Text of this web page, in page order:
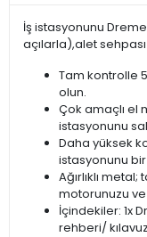
İş istasyonunu
açılarla),alet
Tam kontrolle
olun.
Çok amaçlı el
istasyonunu
Daha yüksek
istasyonunu
Ağırlıklı
motorunuzu ve
İçindekiler: 1x
rehberi/